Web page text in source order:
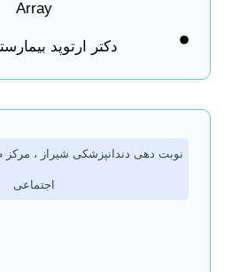
دکتر ارتوپد بیمارستان
نوبت دهی دندانپزشکی شیراز ، مرکز طرف